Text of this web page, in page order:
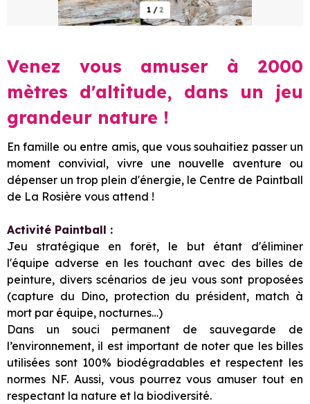
1 /2
Venez vous amuser à 2000
mètres d'altitude, dans un jeu
grandeur nature !
En famille ou entre amis, que vous souhaitiez passer un
moment convivial, vivre une nouvelle aventure ou
dépenser un trop plein d'énergie, le Centre de Paintball
de La Rosière vous attend !
Activité Paintball :
Jeu stratégique en forêt, le but étant d'éliminer
l'équipe adverse en les touchant avec des billes de
peinture, divers scénarios de jeu vous sont proposées
(capture du Dino, protection du président, match à
mort par équipe, nocturnes…)
Dans un souci permanent de sauvegarde de
l’environnement, il est important de noter que les billes
utilisées sont 100% biodégradables et respectent les
normes NF. Aussi, vous pourrez vous amuser tout en
respectant la nature et la biodiversité.